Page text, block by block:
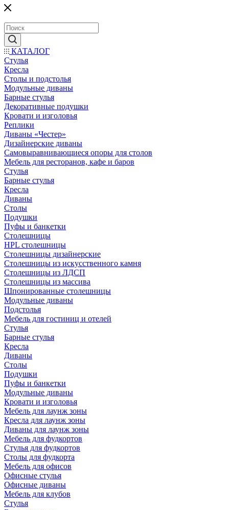
КАТАЛОГ
Стулья
Кресла
Столы и подстолья
Модульные диваны
Барные стулья
Декоративные подушки
Кровати и изголовья
Реплики
Диваны «Честер»
Дизайнерские диваны
Самовыравнивающиеся опоры для столов
Мебель для ресторанов, кафе и баров
Стулья
Барные стулья
Кресла
Диваны
Столы
Подушки
Пуфы и банкетки
Столешницы
HPL столешницы
Столешницы дизайнерские
Столешницы из искусственного камня
Столешницы из ЛДСП
Столешницы из массива
Шпонированные столешницы
Модульные диваны
Подстолья
Мебель для гостиниц и отелей
Стулья
Барные стулья
Кресла
Диваны
Столы
Подушки
Пуфы и банкетки
Модульные диваны
Кровати и изголовья
Мебель для лаунж зоны
Кресла для лаунж зоны
Диваны для лаунж зоны
Мебель для фудкортов
Стулья для фудкортов
Столы для фудкорта
Мебель для офисов
Офисные стулья
Офисные диваны
Мебель для клубов
Стулья